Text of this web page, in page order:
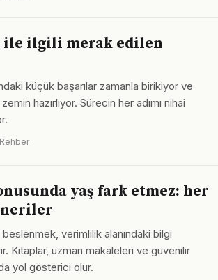
ile ilgili merak edilen
küçük başarılar zamanla birikiyor ve
hazırlıyor. Sürecin her adımı nihai
yaş fark etmez: her
verimlilik alanındaki bilgi
Kitaplar, uzman makaleleri ve güvenilir
yol gösterici olur.